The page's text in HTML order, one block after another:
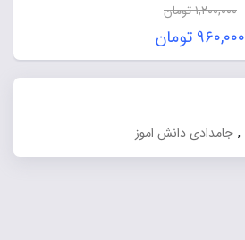
۱,۲۰۰,۰۰۰تومان
قیمت
اصلی:
۱,۲۰۰,۰۰۰ تومان
۹۶۰,۰۰۰ تومان
قیمت
فعلی:
, جامدادی دانش اموز